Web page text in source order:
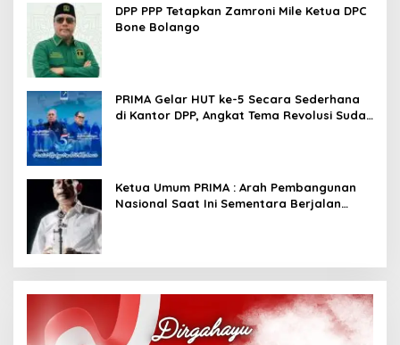
DPP PPP Tetapkan Zamroni Mile Ketua DPC
Bone Bolango
PRIMA Gelar HUT ke-5 Secara Sederhana
di Kantor DPP, Angkat Tema Revolusi Sudah
Ketua Umum PRIMA : Arah Pembangunan
Nasional Saat Ini Sementara Berjalan